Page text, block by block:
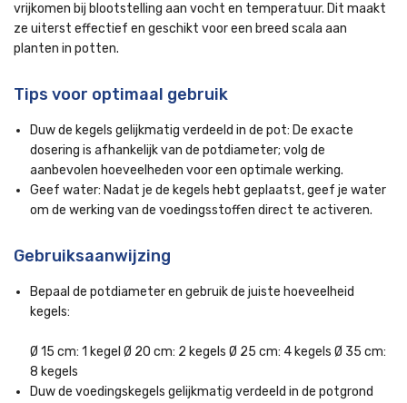
vrijkomen bij blootstelling aan vocht en temperatuur. Dit maakt
ze uiterst effectief en geschikt voor een breed scala aan
planten in potten.
Tips voor optimaal gebruik
Duw de kegels gelijkmatig verdeeld in de pot: De exacte
dosering is afhankelijk van de potdiameter; volg de
aanbevolen hoeveelheden voor een optimale werking.
Geef water: Nadat je de kegels hebt geplaatst, geef je water
om de werking van de voedingsstoffen direct te activeren.
Gebruiksaanwijzing
Bepaal de potdiameter en gebruik de juiste hoeveelheid
kegels:
Ø 15 cm: 1 kegel Ø 20 cm: 2 kegels Ø 25 cm: 4 kegels Ø 35 cm:
8 kegels
Duw de voedingskegels gelijkmatig verdeeld in de potgrond